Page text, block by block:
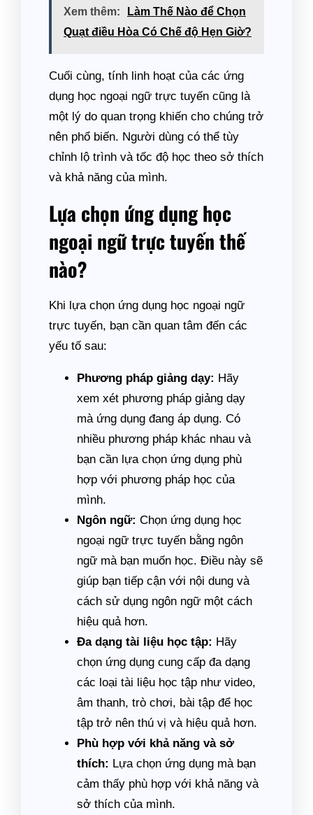
Xem thêm:
Làm Thế Nào để Chọn
Quạt điều Hòa Có Chế độ Hẹn Giờ?
Cuối cùng, tính linh hoạt của các ứng
dụng học ngoại ngữ trực tuyến cũng là
một lý do quan trọng khiến cho chúng trở
nên phổ biến. Người dùng có thể tùy
chỉnh lộ trình và tốc độ học theo sở thích
và khả năng của mình.
Lựa chọn ứng dụng học
ngoại ngữ trực tuyến thế
nào?
Khi lựa chọn ứng dụng học ngoại ngữ
trực tuyến, bạn cần quan tâm đến các
yếu tố sau:
Phương pháp giảng dạy: Hãy
xem xét phương pháp giảng dạy
mà ứng dụng đang áp dụng. Có
nhiều phương pháp khác nhau và
bạn cần lựa chọn ứng dụng phù
hợp với phương pháp học của
mình.
Ngôn ngữ: Chọn ứng dụng học
ngoại ngữ trực tuyến bằng ngôn
ngữ mà bạn muốn học. Điều này sẽ
giúp bạn tiếp cận với nội dung và
cách sử dụng ngôn ngữ một cách
hiệu quả hơn.
Đa dạng tài liệu học tập: Hãy
chọn ứng dụng cung cấp đa dạng
các loại tài liệu học tập như video,
âm thanh, trò chơi, bài tập để học
tập trở nên thú vị và hiệu quả hơn.
Phù hợp với khả năng và sở
thích: Lựa chọn ứng dụng mà bạn
cảm thấy phù hợp với khả năng và
sở thích của mình.